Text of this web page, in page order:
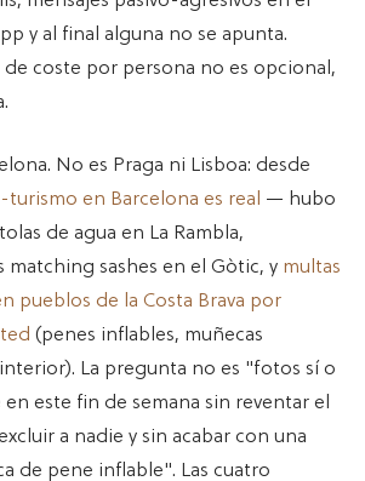
y al final alguna no se apunta.
coste por persona no es opcional,
No es Praga ni Lisboa: desde
turismo en Barcelona es real — hubo
de agua en La Rambla,
matching sashes en el Gòtic, y multas
pueblos de la Costa Brava por
(penes inflables, muñecas
La pregunta no es "fotos sí o
en este fin de semana sin reventar el
a nadie y sin acabar con una
de pene inflable". Las cuatro